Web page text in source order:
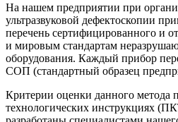
На нашем предприятии при
ультразвуковой дефектоскопии
перечень сертифицированного и
и мировым стандартам
оборудования. Каждый прибор
СОП (стандартный образец
Критерии оценки данного метода
технологических инструкциях